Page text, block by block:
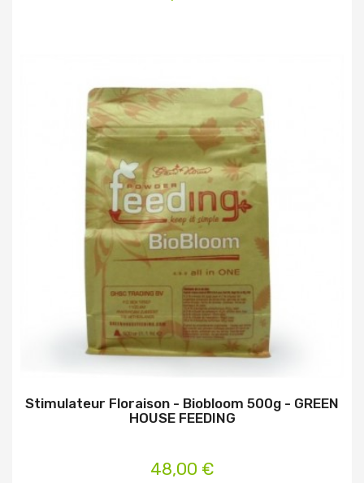
Stimulateur Floraison - Biobloom 500g - GREEN
HOUSE FEEDING
48,00 €